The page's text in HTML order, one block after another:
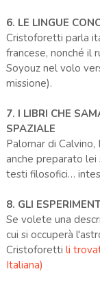
6. LE LINGUE
Cristoforetti parla
francese, nonché il
Soyouz nel volo
missione).
7. I LIBRI CHE
SPAZIALE
Palomar di
anche preparato lei
testi filosofici…
8. GLI
Se volete una
cui si occuperà
Cristoforetti li
Italiana)